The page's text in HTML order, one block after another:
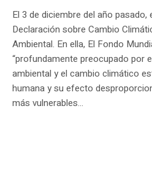
El 3 de diciembre del año
Declaración sobre Cambio
Ambiental. En ella, El Fondo
“profundamente preocupado por
ambiental y el cambio climático
humana y su efecto
más vulnerables...